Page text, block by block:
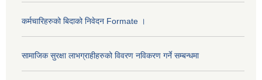
कर्मचारिहरुको बिदाको निवेदन Formate ।
सामाजिक सुरक्षा लाभग्राहीहरुको विवरण नविकरण गर्ने सम्बन्धमा